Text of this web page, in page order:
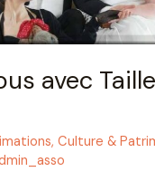
avec
,Culture &